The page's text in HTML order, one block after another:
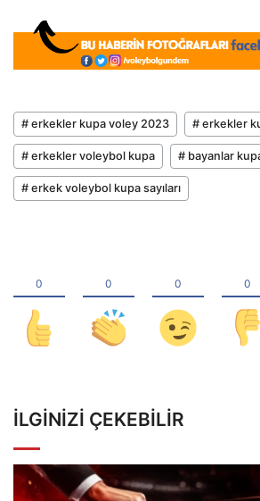
# erkekler kupa voley 2023 # erkekler
# erkekler voleybol kupa # bayanlar
# erkek voleybol kupa sayıları
İLGINIZI ÇEKEBILIR